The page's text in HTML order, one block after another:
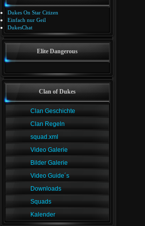
Dukes On Star Citizen
Einfach nur Geil
DukesChat
Elite Dangerous
Clan of Dukes
Clan Geschichte
Clan Regeln
squad.xml
Video Galerie
Bilder Galerie
Video Guide´s
Downloads
Squads
Kalender